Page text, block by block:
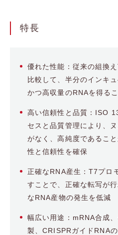
特長
優れた性能：従来の組換
比較して、半分のインキ
かつ高収量のRNAを得る
高い信頼性と品質：ISO
セスと品質管理により、
がなく、高純度であるこ
性と信頼性を確保
正確なRNA産生：T7プロ
すことで、正確な転写が
なRNA産物の発生を低減
幅広い用途：mRNA合成
製、CRISPRガイドRNA